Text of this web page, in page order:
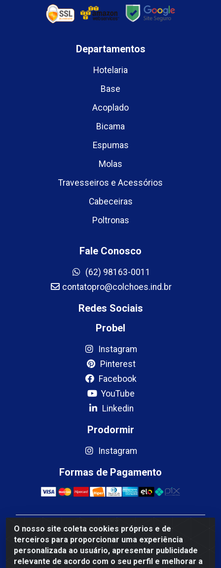
O nosso site coleta cookies próprios e de
terceiros para proporcionar uma experiência
personalizada ao usuário, apresentar publicidade
relevante de acordo com o seu perfil e melhorar a
Departamentos
Hotelaria
Base
Acoplado
Bicama
Espumas
Molas
Travesseiros e Acessórios
Cabeceiras
Poltronas
Fale Conosco
(62) 98163-0011
contatopro@colchoes.ind.br
Redes Sociais
Probel
Instagram
Pinterest
Facebook
YouTube
Linkedin
Prodormir
Instagram
Formas de Pagamento
Mercosul Espumas Industriais LTDA - Rua 13, SN,
Quadra009 Lote 0007 - Polo Empresarial Goias - Etapa
IV - Aparecida de Goiânia/GO - CEP 74.985-113 - CNPJ
10.755.005/0001-88